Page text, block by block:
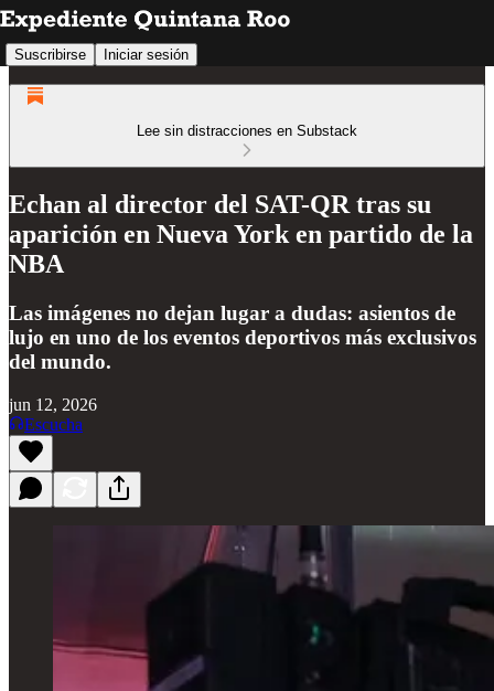
Suscribirse Iniciar sesión
Lee sin distracciones en Substack
Echan al director del SAT-QR tras su
aparición en Nueva York en partido de la
NBA
Las imágenes no dejan lugar a dudas: asientos de
lujo en uno de los eventos deportivos más exclusivos
del mundo.
jun 12, 2026
Escucha